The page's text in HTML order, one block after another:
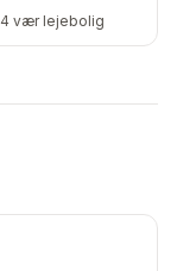
4 vær lejebolig